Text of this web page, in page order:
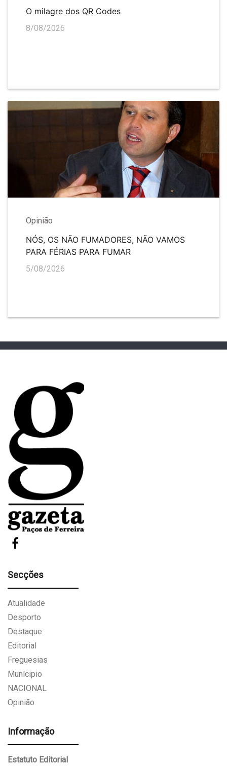
O milagre dos QR Codes
8/08/2026
Opinião
NÓS, OS NÃO FUMADORES, NÃO VAMOS
PARA FÉRIAS PARA FUMAR
5/08/2026
Secções
Atualidade
Desporto
Destaque
Editorial
Freguesias
Munícipio
NACIONAL
Opinião
Informação
Estatuto Editorial